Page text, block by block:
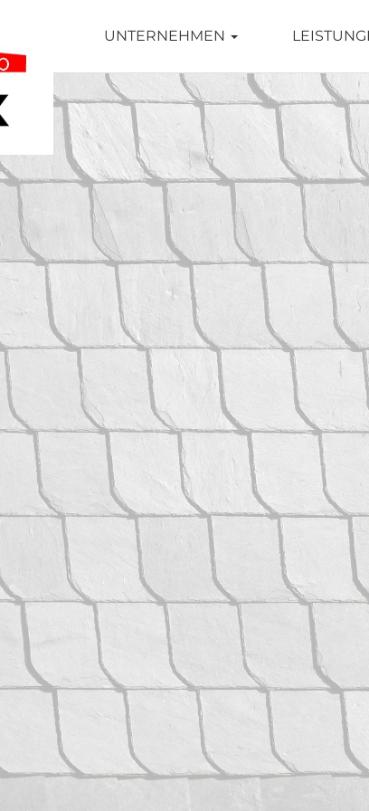
UNTERNEHMEN